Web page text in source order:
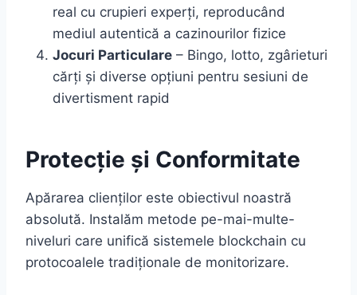
real cu crupieri experți, reproducând
mediul autentică a cazinourilor fizice
Jocuri Particulare – Bingo, lotto, zgârieturi
cărți și diverse opțiuni pentru sesiuni de
divertisment rapid
Protecție și Conformitate
Apărarea clienților este obiectivul noastră
absolută. Instalăm metode pe-mai-multe-
niveluri care unifică sistemele blockchain cu
protocoalele tradiționale de monitorizare.